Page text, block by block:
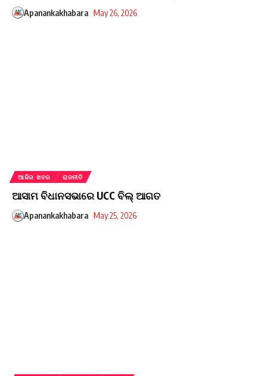
Apanankakhabara May 26, 2026
ଆଜିର ଖବର ରାଜନୀତି
ଆସାମ ବିଧାନସଭାରେ UCC ବିଲ୍ ଆଗତ
Apanankakhabara May 25, 2026